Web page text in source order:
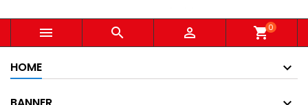
   shopping_cart0
HOME